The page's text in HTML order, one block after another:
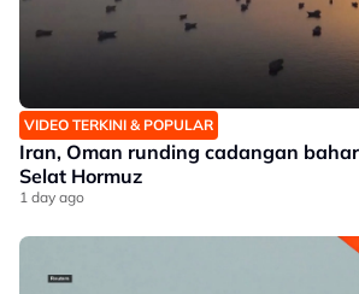
VIDEO TERKINI & POPULAR
Iran, Oman runding cadangan
Selat Hormuz
1 day ago